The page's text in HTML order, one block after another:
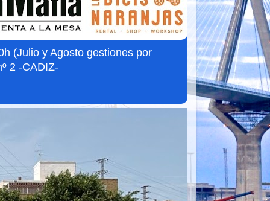
(Julio y Agosto gestiones por
2 -CADIZ-